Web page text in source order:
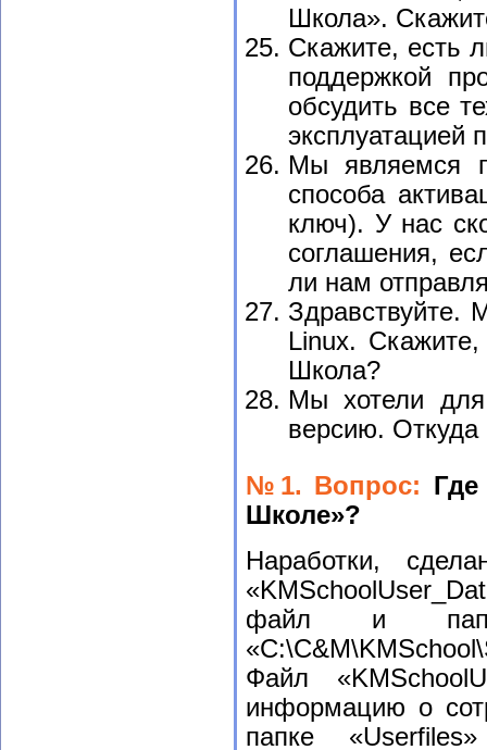
Школа».
Скажите, есть
поддержкой
обсудить все
эксплуатацией
Мы являемся
способа
ключ). У нас
соглашения,
ли нам
Здравствуйте.
Linux.
Школа?
Мы хотели
версию. Откуда
№1. Вопрос:
Школе»?
Наработки,
файл и
Файл
информацию о
папке